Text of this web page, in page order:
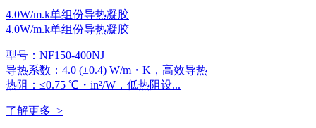
4.0W/m.k单组份导热凝胶
4.0W/m.k单组份导热凝胶
型号：NF150-400NJ
导热系数：4.0 (±0.4) W/m・K，高效导热
热阻：≤0.75 ℃・in²/W，低热阻设...
了解更多 >